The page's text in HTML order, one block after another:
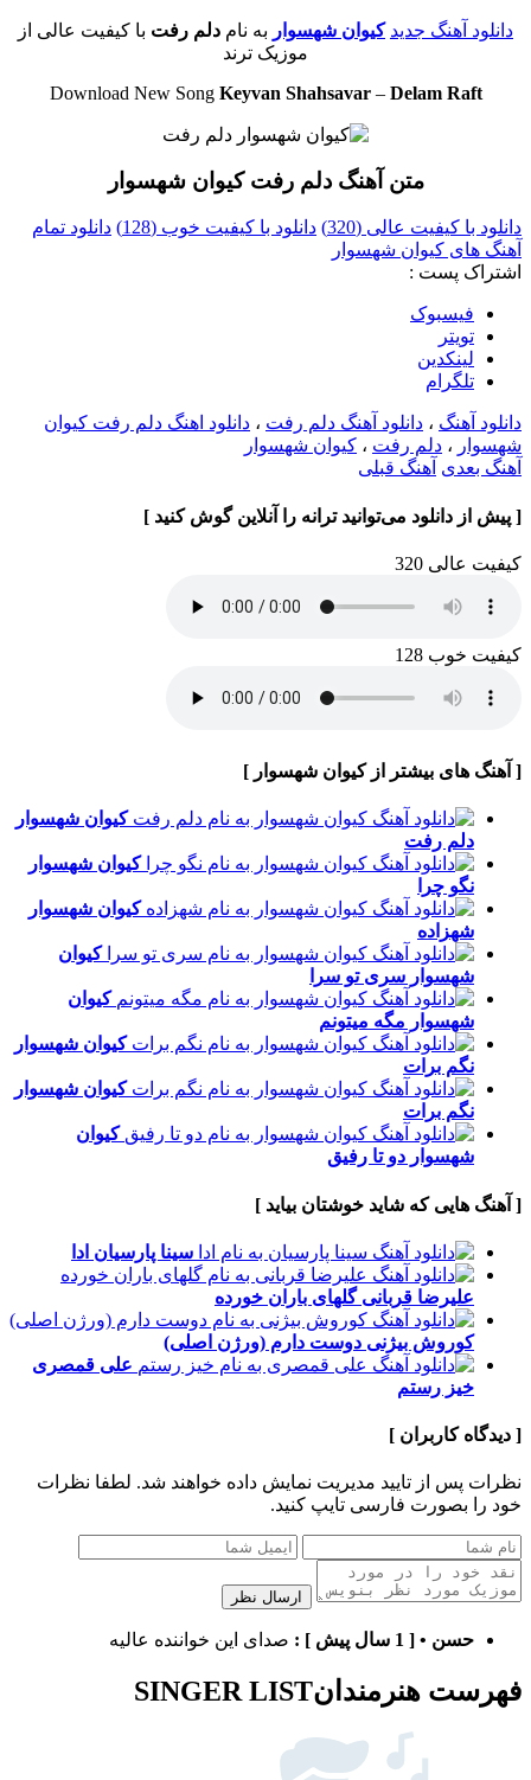
دانلود آهنگ جدید کیوان شهسوار به نام دلم رفت با کیفیت عالی از
موزیک ترند
Download New Song Keyvan Shahsavar– Delam Raft
متن آهنگ دلم رفت کیوان شهسوار
دانلود با کیفیت عالی (320) دانلود با کیفیت خوب (128)
دانلود تمام
آهنگ های کیوان شهسوار
اشتراک پست :
فيسبوک
تويتر
لینکدین
تلگرام
دانلود آهنگ ، دانلود آهنگ دلم رفت ، دانلود اهنگ دلم رفت کیوان
شهسوار ، دلم رفت ، کیوان شهسوار
آهنگ بعدی آهنگ قبلی
[ پیش از دانلود می‌توانید ترانه را آنلاین گوش کنید ]
کیفیت عالی 320
کیفیت خوب 128
[ آهنگ های بیشتر از کیوان شهسوار ]
کیوان شهسوار
دلم رفت
کیوان شهسوار
نگو چرا
کیوان شهسوار
شهزاده
کیوان
شهسوار سری تو سرا
کیوان
شهسوار مگه میتونم
کیوان شهسوار
نگم برات
کیوان شهسوار
نگم برات
کیوان
شهسوار دو تا رفیق
[ آهنگ هایی که شاید خوشتان بیاید ]
سینا پارسیان ادا
علیرضا قربانیگلهای باران خورده
کوروش بیژنی دوست دارم (ورژن اصلی)
علی قمصری
خیز رستم
[ دیدگاه کاربران ]
نظرات پس از تایید مدیریت نمایش داده خواهند شد. لطفا نظرات
خود را بصورت فارسی تایپ کنید.
ارسال نظر
حسن • [ 1 سال پیش ] : صدای این خواننده عالیه
فهرست هنرمندانSINGER LIST